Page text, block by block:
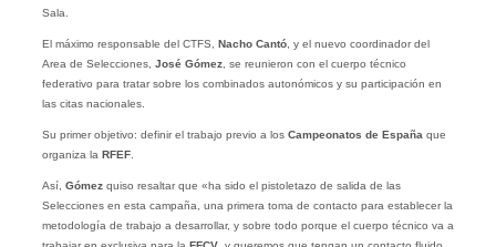
Sala.
El máximo responsable del CTFS, Nacho Cantó, y el nuevo coordinador del
Area de Selecciones, José Gómez, se reunieron con el cuerpo técnico
federativo para tratar sobre los combinados autonómicos y su participación en
las citas nacionales.
Su primer objetivo: definir el trabajo previo a los Campeonatos de España que
organiza la RFEF.
Así, Gómezquiso resaltar que «ha sido el pistoletazo de salida de las
Selecciones en esta campaña, una primera toma de contacto para establecer la
metodología de trabajo a desarrollar, y sobre todo porque el cuerpo técnico va a